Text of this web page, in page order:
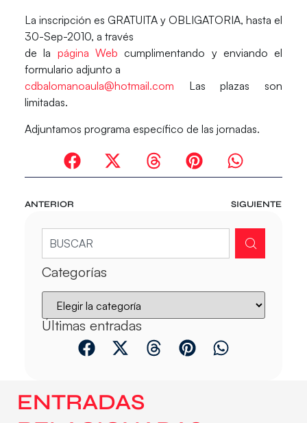
La inscripción es GRATUITA y OBLIGATORIA, hasta el
30-Sep-2010, a través
de la página Webcumplimentando y enviando el
formulario adjunto a
cdbalomanoaula@hotmail.com Las plazas son
limitadas.
Adjuntamos programa específico de las jornadas.
ANTERIOR SIGUIENTE
Categorías
Últimas entradas
ENTRADAS